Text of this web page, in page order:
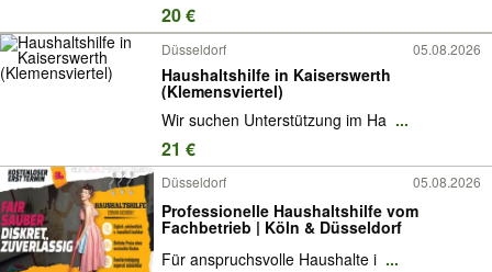
20 €
Düsseldorf 05.08.2026
Haushaltshilfe in Kaiserswerth
(Klemensviertel)
Wir suchen Unterstützung im Ha ...
21 €
Düsseldorf 05.08.2026
Professionelle Haushaltshilfe vom
Fachbetrieb | Köln & Düsseldorf
Für anspruchsvolle Haushalte i ...